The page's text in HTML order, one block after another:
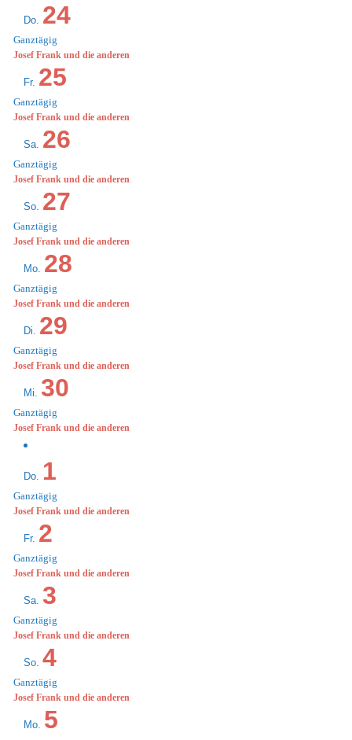
Do. 24
Ganztägig
Josef Frank und die anderen
Fr. 25
Ganztägig
Josef Frank und die anderen
Sa. 26
Ganztägig
Josef Frank und die anderen
So. 27
Ganztägig
Josef Frank und die anderen
Mo. 28
Ganztägig
Josef Frank und die anderen
Di. 29
Ganztägig
Josef Frank und die anderen
Mi. 30
Ganztägig
Josef Frank und die anderen
Do. 1
Ganztägig
Josef Frank und die anderen
Fr. 2
Ganztägig
Josef Frank und die anderen
Sa. 3
Ganztägig
Josef Frank und die anderen
So. 4
Ganztägig
Josef Frank und die anderen
Mo. 5